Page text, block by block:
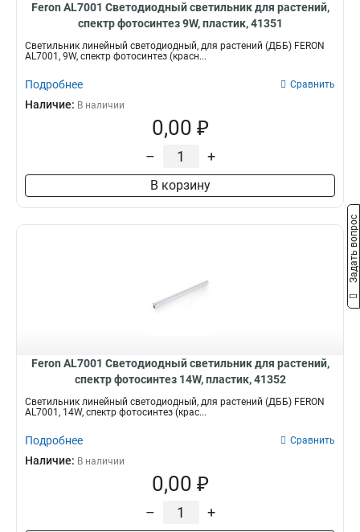
Feron AL7001 Светодиодный светильник для растений,
спектр фотосинтез 9W, пластик, 41351
Светильник линейный светодиодный, для растений (ДББ) FERON
AL7001, 9W, спектр фотосинтез (красн...
Подробнее Сравнить
Наличие: В наличии
0,00 ₽
– +
В корзину
Feron AL7001 Светодиодный светильник для растений,
спектр фотосинтез 14W, пластик, 41352
Светильник линейный светодиодный, для растений (ДББ) FERON
AL7001, 14W, спектр фотосинтез (крас...
Подробнее Сравнить
Наличие: В наличии
0,00 ₽
– +
Задать вопрос